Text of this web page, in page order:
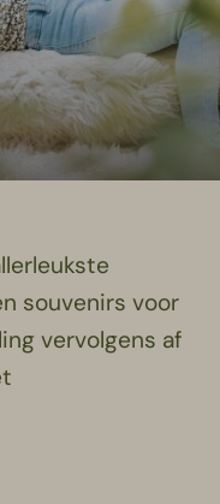
souvenirs voor
vervolgens af